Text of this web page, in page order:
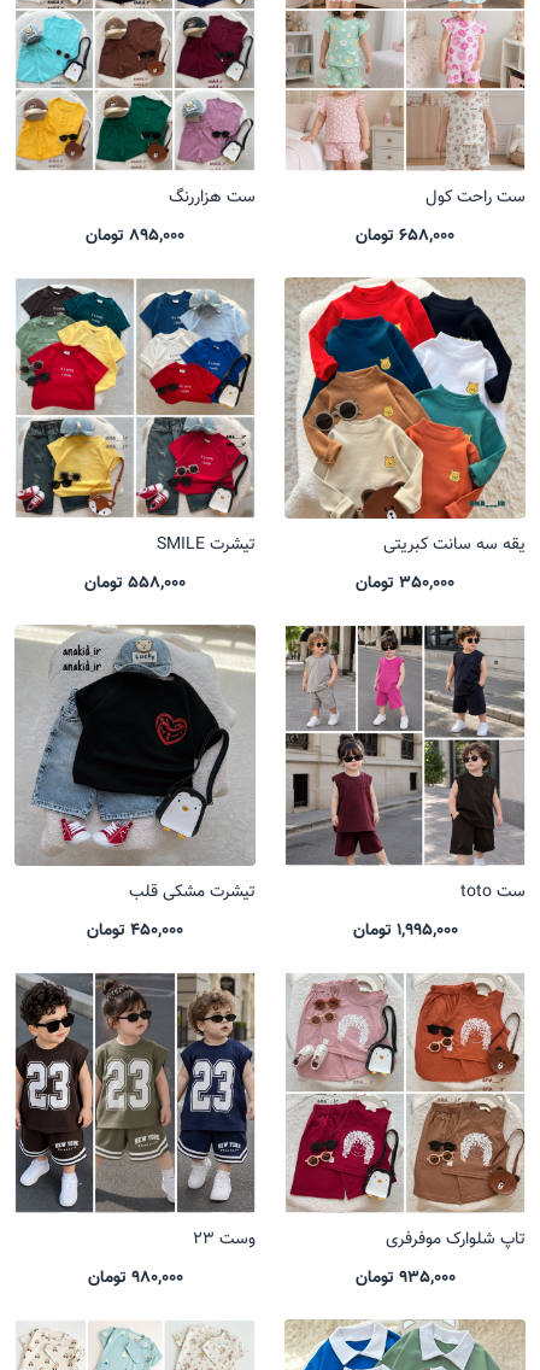
ست راحت کول
658,000 تومان
ست هزاررنگ
895,000 تومان
یقه سه سانت کبریتی
350,000 تومان
تیشرت SMILE
558,000 تومان
ست toto
1,995,000 تومان
تیشرت مشکی قلب
450,000 تومان
تاپ شلوارک موفرفری
935,000 تومان
وست 23
980,000 تومان